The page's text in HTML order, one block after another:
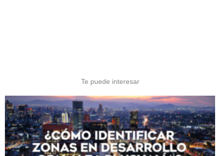
Te puede interesar